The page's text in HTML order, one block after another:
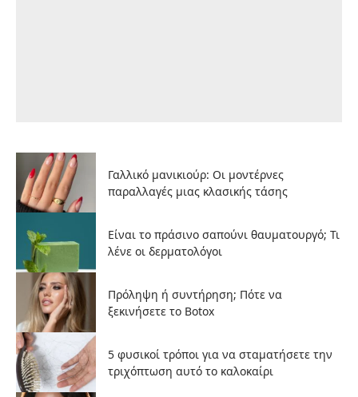
Γαλλικό μανικιούρ: Οι μοντέρνες
παραλλαγές μιας κλασικής τάσης
Είναι το πράσινο σαπούνι θαυματουργό; Τι
λένε οι δερματολόγοι
Πρόληψη ή συντήρηση; Πότε να
ξεκινήσετε το Botox
5 φυσικοί τρόποι για να σταματήσετε την
τριχόπτωση αυτό το καλοκαίρι